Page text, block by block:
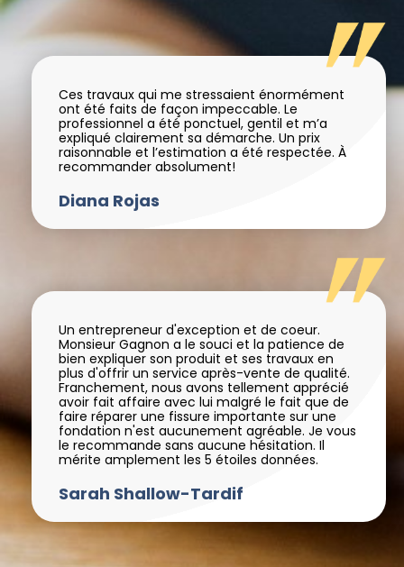
Ces travaux qui me stressaient énormément
ont été faits de façon impeccable. Le
professionnel a été ponctuel, gentil et m’a
expliqué clairement sa démarche. Un prix
raisonnable et l’estimation a été respectée. À
recommander absolument!
Diana Rojas
Un entrepreneur d'exception et de coeur.
Monsieur Gagnon a le souci et la patience de
bien expliquer son produit et ses travaux en
plus d'offrir un service après-vente de qualité.
Franchement, nous avons tellement apprécié
avoir fait affaire avec lui malgré le fait que de
faire réparer une fissure importante sur une
fondation n'est aucunement agréable. Je vous
le recommande sans aucune hésitation. Il
mérite amplement les 5 étoiles données.
Sarah Shallow-Tardif